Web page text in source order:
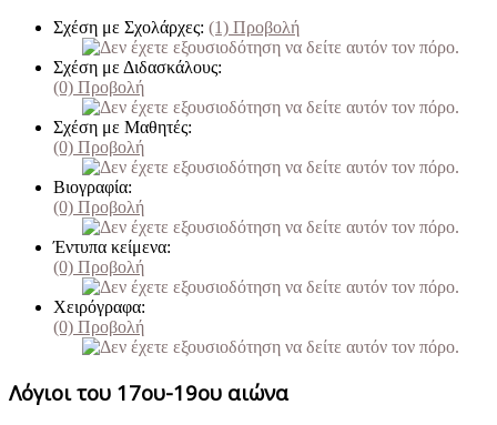
Σχέση με Σχολάρχες: (1) Προβολή
Σχέση με Διδασκάλους:
(0) Προβολή
Σχέση με Μαθητές:
(0) Προβολή
Βιογραφία:
(0) Προβολή
Έντυπα κείμενα:
(0) Προβολή
Χειρόγραφα:
(0) Προβολή
Λόγιοι του 17ου-19ου αιώνα